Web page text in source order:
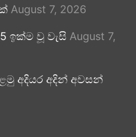
August 7, 2026
ඉක්ම වූ වැසි August 7,
අදියර අදින් අවසන්